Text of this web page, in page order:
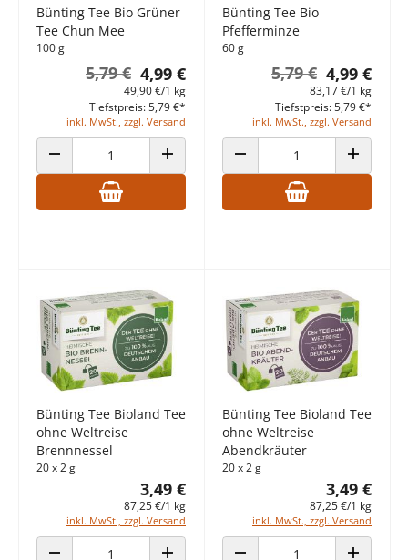
Bünting Tee Bio Grüner
Tee Chun Mee
100 g
4,99 €
5,79 €
49,90 €/1 kg
inkl. MwSt., zzgl. Versand
Tiefstpreis: 5,79 €*
ANZAHL VERRINGERN ANZAHL ERHÖHEN
Bünting Tee Bio
Pfefferminze
60 g
4,99 €
5,79 €
83,17 €/1 kg
inkl. MwSt., zzgl. Versand
Tiefstpreis: 5,79 €*
ANZAHL VERRINGERN ANZAHL
Bünting Tee Bioland Tee
ohne Weltreise
Brennnessel
20 x 2 g
3,49 €
87,25 €/1 kg
inkl. MwSt., zzgl. Versand
Bünting Tee Bioland Tee
ohne Weltreise
Abendkräuter
20 x 2 g
3,49 €
87,25 €/1 kg
inkl. MwSt., zzgl. Versand